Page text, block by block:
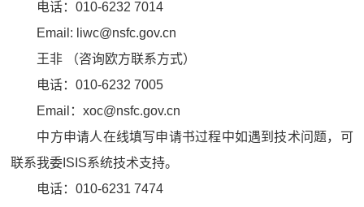
电话：010-6232 7014
Email: liwc@nsfc.gov.cn
王非 （咨询欧方联系方式）
电话：010-6232 7005
Email：xoc@nsfc.gov.cn
中方申请人在线填写申请书过程中如遇到技术问题，可
联系我委ISIS系统技术支持。
电话：010-6231 7474